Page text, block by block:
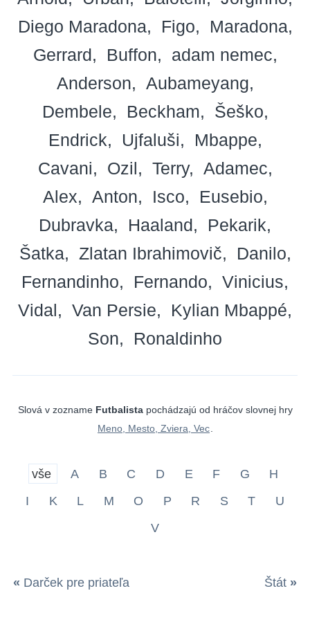
Diego Maradona
Figo
Maradona
Gerrard
Buffon
adam nemec
Anderson
Aubameyang
Dembele
Beckham
Šeško
Endrick
Ujfaluši
Mbappe
Cavani
Ozil Terry
Adamec
Alex
Anton Isco
Eusebio
Dubravka
Haaland
Pekarik
Šatka
Zlatan Ibrahimovič
Danilo
Fernandinho
Fernando
Vinicius
Vidal
Van Persie
Kylian Mbappé
Son
Ronaldinho
Slová v zozname Futbalistapochádzajú od hráčov slovnej hry
Meno, Mesto, Zviera, Vec
vše A B C D E F G
H
I
K L M O P R S T
U
V
« Darček pre priateľa Štát »